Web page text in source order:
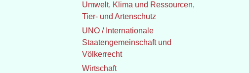
Umwelt, Klima und Ressourcen,
Tier- und Artenschutz
UNO / Internationale
Staatengemeinschaft und
Völkerrecht
Wirtschaft